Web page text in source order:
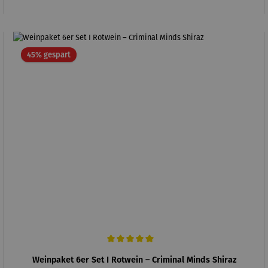
45% gespartRabatt
Weinpaket 6er Set I Rotwein – Criminal Minds Shiraz